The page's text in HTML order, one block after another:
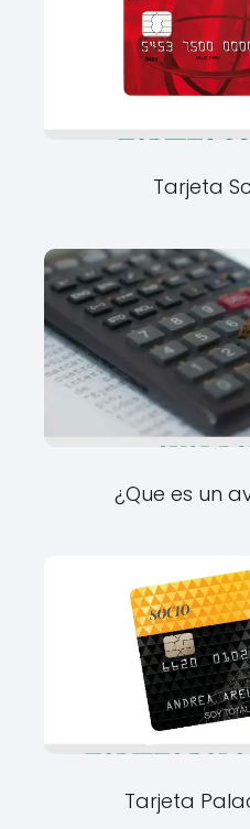
Tarjeta
¿Que es un
Tarjeta